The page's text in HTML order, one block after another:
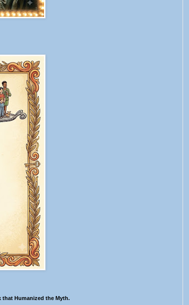
that Humanized the Myth.